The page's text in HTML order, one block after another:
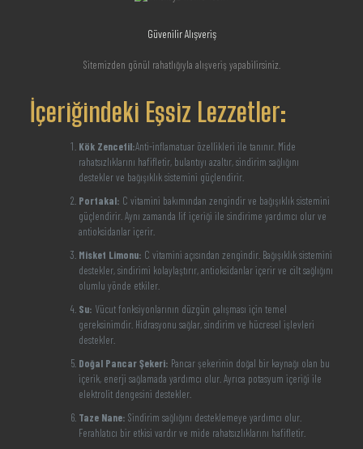
Güvenilir Alışveriş
Sitemizden gönül rahatlığıyla alışveriş yapabilirsiniz.
İçeriğindeki Eşsiz Lezzetler:
Kök Zencefil:Anti-inflamatuar özellikleri ile tanınır. Mide
rahatsızlıklarını hafifletir, bulantıyı azaltır, sindirim sağlığını
destekler ve bağışıklık sistemini güçlendirir.
Portakal: C vitamini bakımından zengindir ve bağışıklık sistemini
güçlendirir. Aynı zamanda lif içeriği ile sindirime yardımcı olur ve
antioksidanlar içerir.
Misket Limonu: C vitamini açısından zengindir. Bağışıklık sistemini
destekler, sindirimi kolaylaştırır, antioksidanlar içerir ve cilt sağlığını
olumlu yönde etkiler.
Su: Vücut fonksiyonlarının düzgün çalışması için temel
gereksinimdir. Hidrasyonu sağlar, sindirim ve hücresel işlevleri
destekler.
Doğal Pancar Şekeri: Pancar şekerinin doğal bir kaynağı olan bu
içerik, enerji sağlamada yardımcı olur. Ayrıca potasyum içeriği ile
elektrolit dengesini destekler.
Taze Nane: Sindirim sağlığını desteklemeye yardımcı olur.
Ferahlatıcı bir etkisi vardır ve mide rahatsızlıklarını hafifletir.